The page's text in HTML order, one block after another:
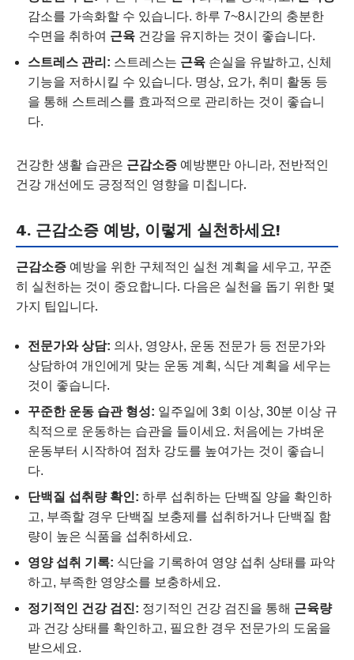
감소를 가속화할 수 있습니다. 하루 7~8시간의 충분한
수면을 취하여 근육 건강을 유지하는 것이 좋습니다.
스트레스 관리: 스트레스는 근육 손실을 유발하고, 신체
기능을 저하시킬 수 있습니다. 명상, 요가, 취미 활동 등
을 통해 스트레스를 효과적으로 관리하는 것이 좋습니
다.
건강한 생활 습관은 근감소증 예방뿐만 아니라, 전반적인
건강 개선에도 긍정적인 영향을 미칩니다.
4. 근감소증 예방, 이렇게 실천하세요!
근감소증 예방을 위한 구체적인 실천 계획을 세우고, 꾸준
히 실천하는 것이 중요합니다. 다음은 실천을 돕기 위한 몇
가지 팁입니다.
전문가와 상담: 의사, 영양사, 운동 전문가 등 전문가와
상담하여 개인에게 맞는 운동 계획, 식단 계획을 세우는
것이 좋습니다.
꾸준한 운동 습관 형성: 일주일에 3회 이상, 30분 이상 규
칙적으로 운동하는 습관을 들이세요. 처음에는 가벼운
운동부터 시작하여 점차 강도를 높여가는 것이 좋습니
다.
단백질 섭취량 확인: 하루 섭취하는 단백질 양을 확인하
고, 부족할 경우 단백질 보충제를 섭취하거나 단백질 함
량이 높은 식품을 섭취하세요.
영양 섭취 기록: 식단을 기록하여 영양 섭취 상태를 파악
하고, 부족한 영양소를 보충하세요.
정기적인 건강 검진: 정기적인 건강 검진을 통해 근육량
과 건강 상태를 확인하고, 필요한 경우 전문가의 도움을
받으세요.